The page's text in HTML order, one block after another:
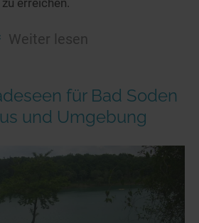
Weiter lesen
für Bad Soden
und Umgebung